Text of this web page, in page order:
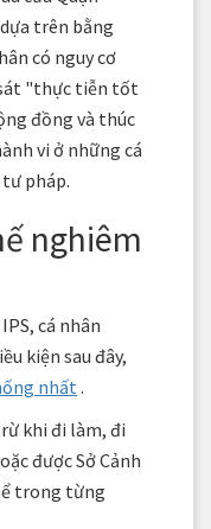
trên bằng
có nguy cơ
"thực tiễn tốt
đồng và thúc
vi ở những cá
pháp.
nghiêm
cá nhân
kiện sau đây,
nhất.
khi đi làm, đi
được Sở Cảnh
trong từng